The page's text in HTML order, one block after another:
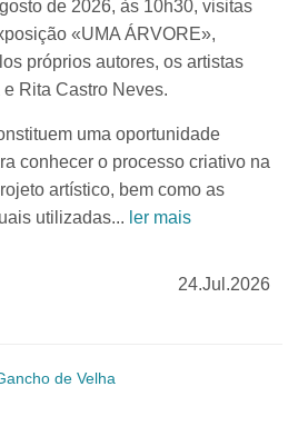
de 2026, às 10h30, visitas
«UMA ÁRVORE»,
próprios autores, os artistas
Rita Castro Neves.
uma oportunidade
conhecer o processo criativo na
artístico, bem como as
utilizadas... ler mais
24.Jul.2026
de Velha